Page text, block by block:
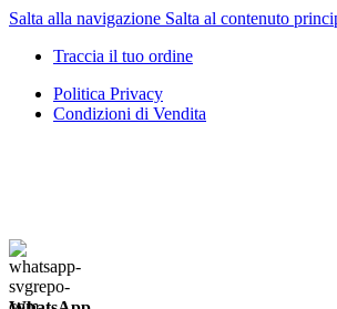
Salta alla navigazione Salta al contenuto
Traccia il tuo ordine
Politica Privacy
Condizioni di Vendita